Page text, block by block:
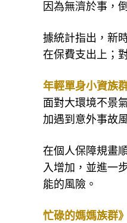
因為無濟於事，
據統計指出，新
在保費支出上；
年輕單身小資族
面對大環境不景
加遇到意外事故
在個人保障規畫
入增加，並進一
能的風險。
忙碌的媽媽族群